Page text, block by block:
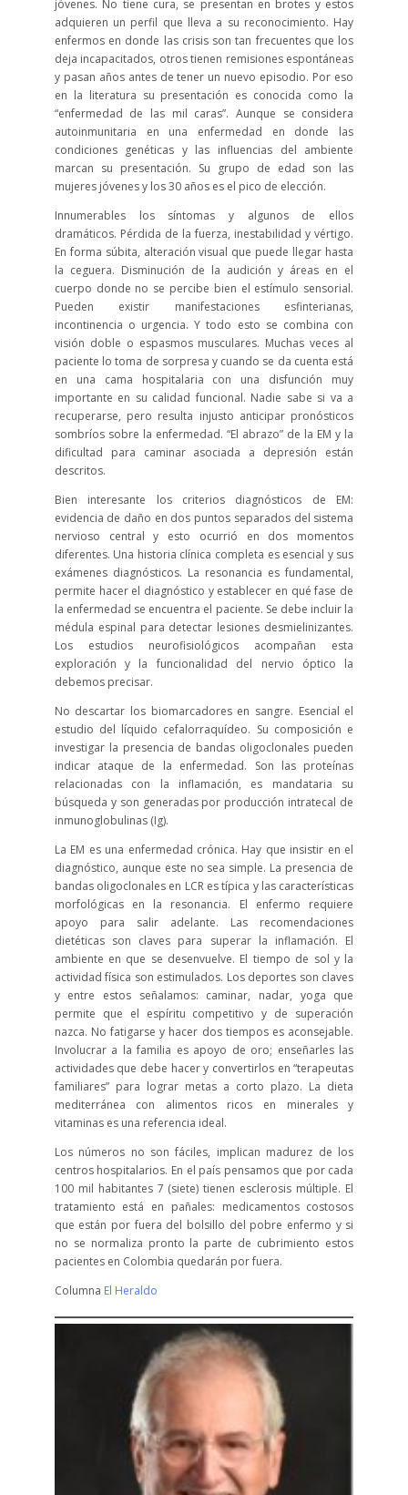
jóvenes. No tiene cura, se presentan en brotes y estos
adquieren un perfil que lleva a su reconocimiento. Hay
enfermos en donde las crisis son tan frecuentes que los
deja incapacitados, otros tienen remisiones espontáneas
y pasan años antes de tener un nuevo episodio. Por eso
en la literatura su presentación es conocida como la
“enfermedad de las mil caras”. Aunque se considera
autoinmunitaria en una enfermedad en donde las
condiciones genéticas y las influencias del ambiente
marcan su presentación. Su grupo de edad son las
mujeres jóvenes y los 30 años es el pico de elección.
Innumerables los síntomas y algunos de ellos
dramáticos. Pérdida de la fuerza, inestabilidad y vértigo.
En forma súbita, alteración visual que puede llegar hasta
la ceguera. Disminución de la audición y áreas en el
cuerpo donde no se percibe bien el estímulo sensorial.
Pueden existir manifestaciones esfinterianas,
incontinencia o urgencia. Y todo esto se combina con
visión doble o espasmos musculares. Muchas veces al
paciente lo toma de sorpresa y cuando se da cuenta está
en una cama hospitalaria con una disfunción muy
importante en su calidad funcional. Nadie sabe si va a
recuperarse, pero resulta injusto anticipar pronósticos
sombríos sobre la enfermedad. “El abrazo” de la EM y la
dificultad para caminar asociada a depresión están
descritos.
Bien interesante los criterios diagnósticos de EM:
evidencia de daño en dos puntos separados del sistema
nervioso central y esto ocurrió en dos momentos
diferentes. Una historia clínica completa es esencial y sus
exámenes diagnósticos. La resonancia es fundamental,
permite hacer el diagnóstico y establecer en qué fase de
la enfermedad se encuentra el paciente. Se debe incluir la
médula espinal para detectar lesiones desmielinizantes.
Los estudios neurofisiológicos acompañan esta
exploración y la funcionalidad del nervio óptico la
debemos precisar.
No descartar los biomarcadores en sangre. Esencial el
estudio del líquido cefalorraquídeo. Su composición e
investigar la presencia de bandas oligoclonales pueden
indicar ataque de la enfermedad. Son las proteínas
relacionadas con la inflamación, es mandataria su
búsqueda y son generadas por producción intratecal de
inmunoglobulinas (Ig).
La EM es una enfermedad crónica. Hay que insistir en el
diagnóstico, aunque este no sea simple. La presencia de
bandas oligoclonales en LCR es típica y las características
morfológicas en la resonancia. El enfermo requiere
apoyo para salir adelante. Las recomendaciones
dietéticas son claves para superar la inflamación. El
ambiente en que se desenvuelve. El tiempo de sol y la
actividad física son estimulados. Los deportes son claves
y entre estos señalamos: caminar, nadar, yoga que
permite que el espíritu competitivo y de superación
nazca. No fatigarse y hacer dos tiempos es aconsejable.
Involucrar a la familia es apoyo de oro; enseñarles las
actividades que debe hacer y convertirlos en “terapeutas
familiares” para lograr metas a corto plazo. La dieta
mediterránea con alimentos ricos en minerales y
vitaminas es una referencia ideal.
Los números no son fáciles, implican madurez de los
centros hospitalarios. En el país pensamos que por cada
100 mil habitantes 7 (siete) tienen esclerosis múltiple. El
tratamiento está en pañales: medicamentos costosos
que están por fuera del bolsillo del pobre enfermo y si
no se normaliza pronto la parte de cubrimiento estos
pacientes en Colombia quedarán por fuera.
Columna El Heraldo